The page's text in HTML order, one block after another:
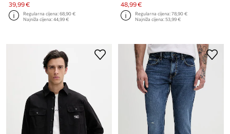
39,99 €
Regularna cijena:68,90 €
Najniža cijena:44,99 €
48,99 €
Regularna cijena:78,90 €
Najniža cijena:53,99 €